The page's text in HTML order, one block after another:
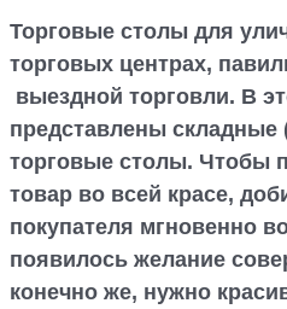
Торговые столы для
торговых центрах,
выездной торговли. В
представлены складные
торговые столы. Чтобы
товар во всей красе,
покупателя мгновенно
появилось желание
конечно же, нужно